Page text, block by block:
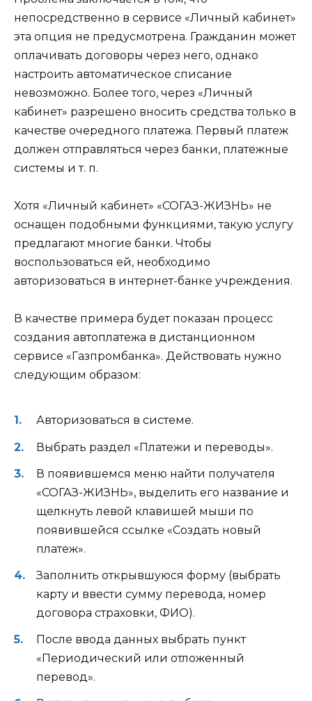
непосредственно в сервисе «Личный кабинет»
эта опция не предусмотрена. Гражданин может
оплачивать договоры через него, однако
настроить автоматическое списание
невозможно. Более того, через «Личный
кабинет» разрешено вносить средства только в
качестве очередного платежа. Первый платеж
должен отправляться через банки, платежные
системы и т. п.
Хотя «Личный кабинет» «СОГАЗ-ЖИЗНЬ» не
оснащен подобными функциями, такую услугу
предлагают многие банки. Чтобы
воспользоваться ей, необходимо
авторизоваться в интернет-банке учреждения.
В качестве примера будет показан процесс
создания автоплатежа в дистанционном
сервисе «Газпромбанка». Действовать нужно
следующим образом:
Авторизоваться в системе.
Выбрать раздел «Платежи и переводы».
В появившемся меню найти получателя
«СОГАЗ-ЖИЗНЬ», выделить его название и
щелкнуть левой клавишей мыши по
появившейся ссылке «Создать новый
платеж».
Заполнить открывшуюся форму (выбрать
карту и ввести сумму перевода, номер
договора страховки, ФИО).
После ввода данных выбрать пункт
«Периодический или отложенный
перевод».